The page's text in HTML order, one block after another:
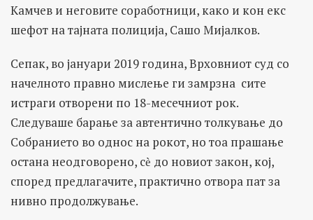
Камчев и неговите соработници, како и кон екс
шефот на тајната полиција, Сашо Мијалков.
Сепак, во јануари 2019 година, Врховниот суд со
начелното правно мислење ги замрзна сите
истраги отворени по 18-месечниот рок.
Следуваше барање за автентично толкување до
Собранието во однос на рокот, но тоа прашање
остана неодговорено, сѐ до новиот закон, кој,
според предлагачите, практично отвора пат за
нивно продолжување.